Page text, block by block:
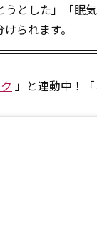
うとした」「眠
られます。
」と連動中！